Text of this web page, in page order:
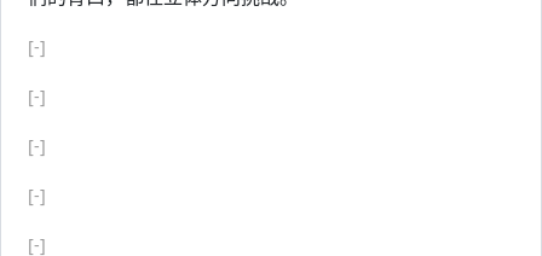
[-]
[-]
[-]
[-]
[-]